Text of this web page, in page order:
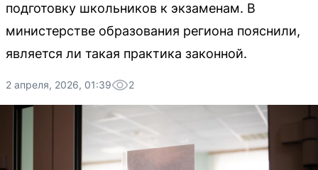
подготовку школьников к экзаменам. В
министерстве образования региона пояснили,
является ли такая практика законной.
2 апреля, 2026, 01:39 2